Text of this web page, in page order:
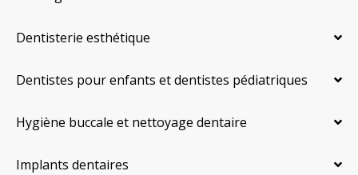
Dentisterie esthétique
Dentistes pour enfants et dentistes pédiatriques
Hygiène buccale et nettoyage dentaire
Implants dentaires